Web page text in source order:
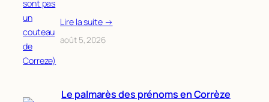
Lire la suite →
août 5, 2026
Le palmarès des prénoms en Corrèze